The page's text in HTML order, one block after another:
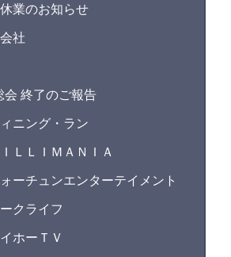
業のお知らせ
社
会 終了のご報告
ニング・ラン
ＬＬＩＭＡＮＩＡ
ーチュンエンターテイメント
クライフ
ホーＴＶ